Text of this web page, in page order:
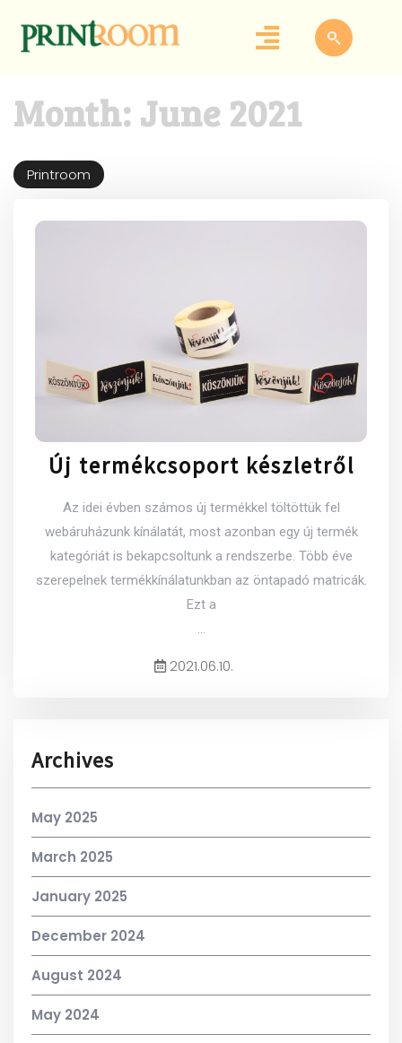
Month: June 2021
Printroom
Új termékcsoport készletről
Az idei évben számos új termékkel töltöttük fel
webáruházunk kínálatát, most azonban egy új termék
kategóriát is bekapcsoltunk a rendszerbe. Több éve
szerepelnek termékkínálatunkban az öntapadó matricák.
Ezt a
...
2021.06.10.
Archives
May 2025
March 2025
January 2025
December 2024
August 2024
May 2024